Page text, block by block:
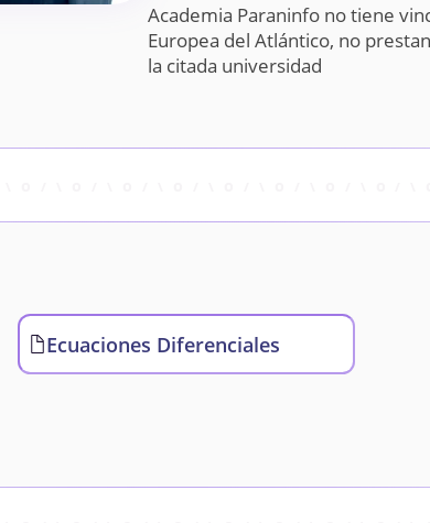
Academia Paraninfo no tiene
Europea del Atlántico, no
la citada universidad
Ecuaciones Diferenciales